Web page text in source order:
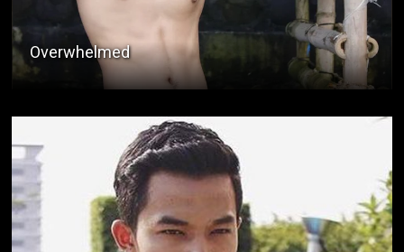
Seaman